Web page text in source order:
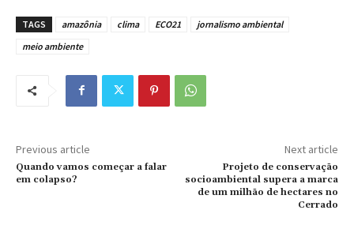
TAGS amazônia clima ECO21
jornalismo ambiental
meio ambiente
Previous article
Quando vamos começar a falar
em colapso?
Next article
Projeto de conservação
socioambiental supera a marca
de um milhão de hectares no
Cerrado